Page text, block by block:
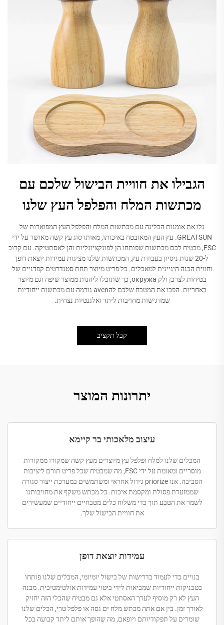
הגבילו את חוויית הבישול שלכם עם
מכתשות המלח והפלפל העץ שלנו
גלו את אומנות הבלינה עם מכתשות המלח והפלפל העץ המפוארות של
GREATSUN. עץ העץ המאובטח באיכותו, מאותו סוג עץ קשה מאושר על ידי
FSC, מבטיח לכם מכתשות שפותחו הן לפונקציונליות והן לאסתטיקה. עם קרוב
ל-20 שנות ניסיון בעבודת עץ, המכתשות שלנו מציגות עמידות יוצאת דופן
וחווית הכנה היגיינית למאכלים. כל פריט מיוצר תחת סטנדרטים קפדניים של
בטיחות לצרכן ולק окружа, כך שתוכלו ליהנות ממוצר שיפה וגם מיוצר
באחריות. הפכו את המטבח שלכם להaven גורמה עם מכתשות ייחודיות
שמדגישות מחויבות ליתד ואלגנטיות נצחית.
קבל תקציב
יתרונות המוצר
עיצוב מלאכותי בר קיימא
המכלים שלנו למלח ופלפל עץ מיוצרים מעץ קשה שמקורו ממקורות
מוסריים ומאומת על ידי FSC, מה שמבטיח שכל פריט תורם ליציבות
הסביבה. אנו priorize גידול אחראי ומשתמשים במערכת ייצור סגורה
שממזערת פסולת ומקסמת איכות. כל מכתש משקף את מחויבותנו
לשמר את הטבע תוך כדי משלוח כלים מטבחיים ייחודיים שמעשירים
את חוויית הבישול שלך.
עמידות יוצאת דופן
בנויים כדי לעמוד בדרישות של בישול יומיומי, המכלים שלנו פותחו
בטכניקות ייחודיות שמביאות לידי ביטוי עמידות אולטימטיבית. מבנה
העץ לא רק מוסיף לערך האסתטי אלא גם מבטיח שהכלי הזה יחזיק
לאורך זמן. בין אם אתה מכתש מלח ים גסה או פלפל טרי, הכלים שלנו
שומרים על תפקודיותם ויופאם, מה שהופך אותם ליתד קבועה בכל